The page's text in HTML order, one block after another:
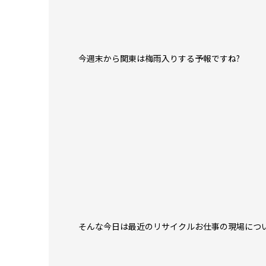
今週末から関東は梅雨入りする予報ですね?
そんな今日は最近のリサイクルお仕事の現場に